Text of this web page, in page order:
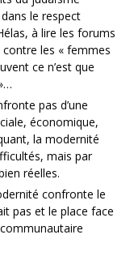
le respect
à lire les forums
les « femmes
ce n’est que
pas d’une
économique,
la modernité
mais par
réelles.
confronte le
pas et le place face